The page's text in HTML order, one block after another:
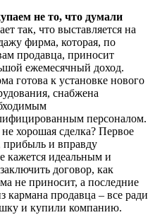
не то, что думали
так, что выставляется на
фирма, которая, по
продавца, приносит
ежемесячный доход.
готова к установке нового
снабжена
персоналом.
хорошая сделка? Первое
прибыль и вправду
кажется идеальным и
договор, как
не приносит, а последние
кармана продавца – все ради
и купили компанию.